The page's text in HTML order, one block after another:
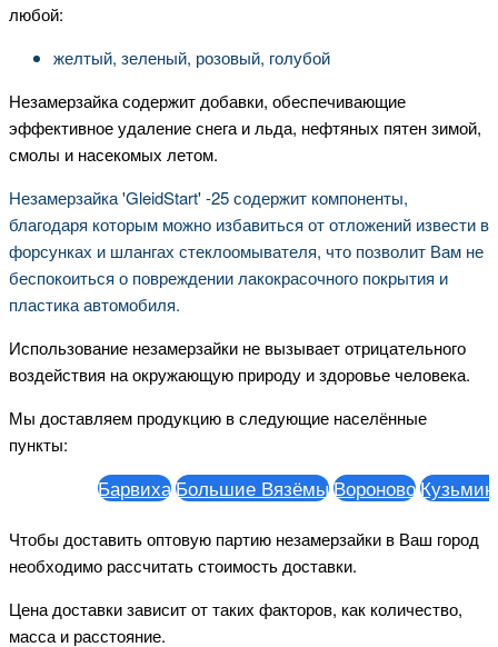
любой:
желтый, зеленый, розовый, голубой
Незамерзайка содержит добавки, обеспечивающие
эффективное удаление снега и льда, нефтяных пятен зимой,
смолы и насекомых летом.
Незамерзайка 'GleidStart' -25 содержит компоненты,
благодаря которым можно избавиться от отложений извести в
форсунках и шлангах стеклоомывателя, что позволит Вам не
беспокоиться о повреждении лакокрасочного покрытия и
пластика автомобиля.
Использование незамерзайки не вызывает отрицательного
воздействия на окружающую природу и здоровье человека.
Мы доставляем продукцию в следующие населённые
пункты:
БарвихаБольшие ВязёмыВороново
Чтобы доставить оптовую партию незамерзайки в Ваш город
необходимо рассчитать стоимость доставки.
Цена доставки зависит от таких факторов, как количество,
масса и расстояние.